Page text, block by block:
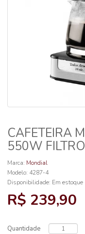
CAFETEIRA
550W
Marca: Mondial
Modelo: 4287-4
Disponibilidade: Em estoque
R$ 239,90
Quantidade